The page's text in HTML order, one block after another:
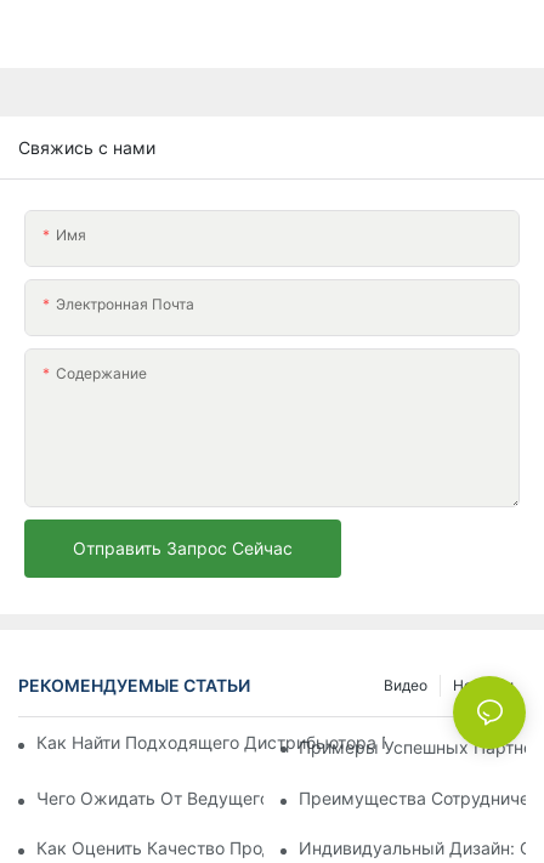
Свяжись с нами
Имя
Электронная Почта
Содержание
Отправить Запрос Сейчас
РЕКОМЕНДУЕМЫЕ СТАТЬИ Новости
Видео
Как Найти Подходящего Дистрибьютора Пляжных Зонтов
Примеры Успешных
Чего Ожидать От Ведущего Производителя Шезлонгов
Преимущества
Как Оценить Качество Продукции Фабрики По
Индивидуальный Дизайн: